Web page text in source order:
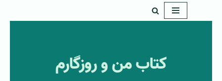
کتاب من و روزگارم